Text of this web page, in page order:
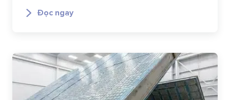
Đọc ngay